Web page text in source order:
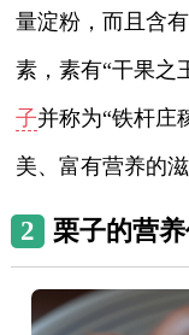
量淀粉，而且含
素，素有“干果之
子并称为“铁杆庄
美、富有营养的
2 栗子的营